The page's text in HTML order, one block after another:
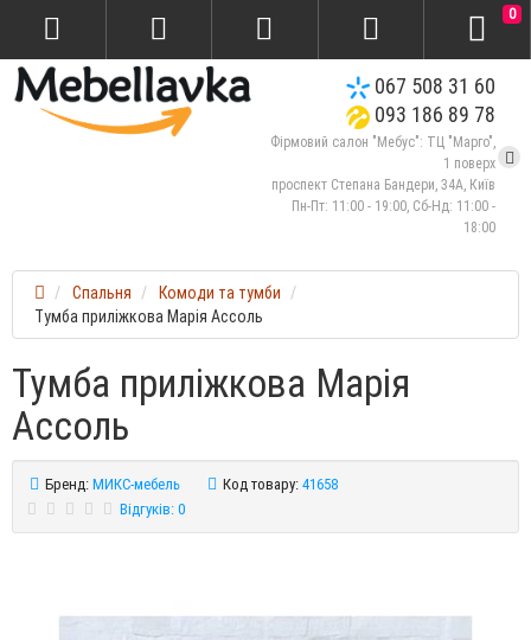
067 508 31 60
093 186 89 78
Фірмовий салон "Мебус": ТЦ "Марго",
1 поверх
проспект Степана Бандери, 34А, Київ
Пн-Пт: 11:00 - 19:00, Сб-Нд: 11:00 -
18:00
0
Спальня
Комоди та тумби
Тумба приліжкова Марія Ассоль
Тумба приліжкова Марія
Ассоль
Бренд:МИКС-мебель Код товару:41658
Відгуків: 0